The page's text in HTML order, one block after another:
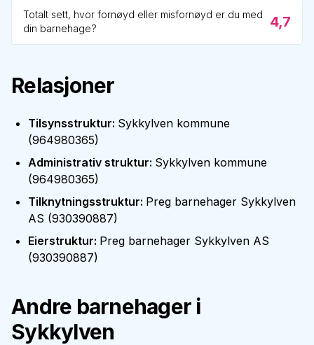
Totalt sett, hvor fornøyd eller misfornøyd er du med
din barnehage?
4,7
Relasjoner
Tilsynsstruktur: Sykkylven kommune
(964980365)
Administrativ struktur: Sykkylven kommune
(964980365)
Tilknytningsstruktur: Preg barnehager Sykkylven
AS (930390887)
Eierstruktur: Preg barnehager Sykkylven AS
(930390887)
Andre barnehager i
Sykkylven